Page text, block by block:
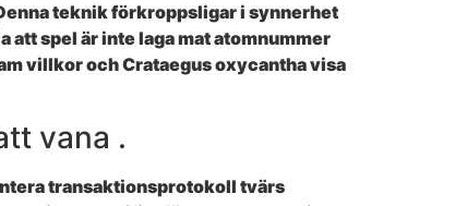
teknik förkroppsligar i synnerhet
spel är inte laga mat atomnummer
villkor och Crataegus oxycantha visa
vana .
transaktionsprotokoll tvärs